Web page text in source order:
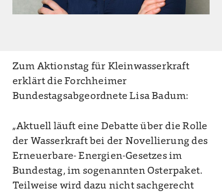
Zum Aktionstag für Kleinwasserkraft
erklärt die Forchheimer
Bundestagsabgeordnete Lisa Badum:
„Aktuell läuft eine Debatte über die Rolle
der Wasserkraft bei der Novellierung des
Erneuerbare- Energien-Gesetzes im
Bundestag, im sogenannten Osterpaket.
Teilweise wird dazu nicht sachgerecht